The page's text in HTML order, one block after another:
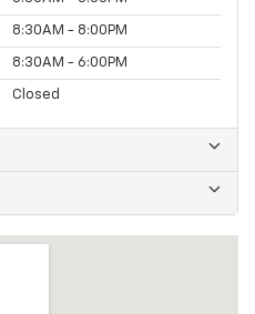
8:30AM - 8:00PM
8:30AM - 6:00PM
Closed